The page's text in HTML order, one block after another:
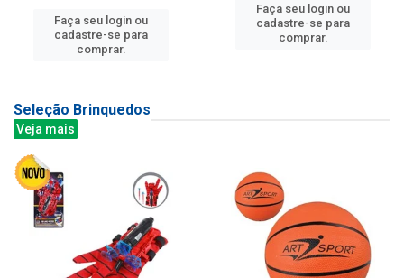
Faça seu login ou
cadastre-se para
comprar.
Faça seu login ou
cadastre-se para
comprar.
Seleção Brinquedos
Veja mais